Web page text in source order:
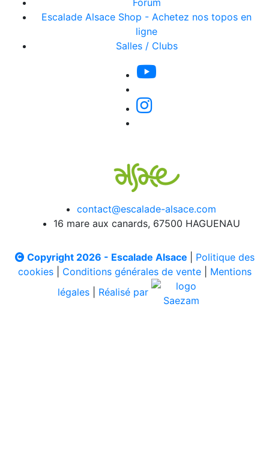
Forum
Escalade Alsace Shop - Achetez nos topos en
ligne
Salles / Clubs
contact@escalade-alsace.com
16 mare aux canards, 67500 HAGUENAU
Copyright 2026 - Escalade Alsace
Politique des
cookies| Conditions générales de vente| Mentions
légales
Réalisé par